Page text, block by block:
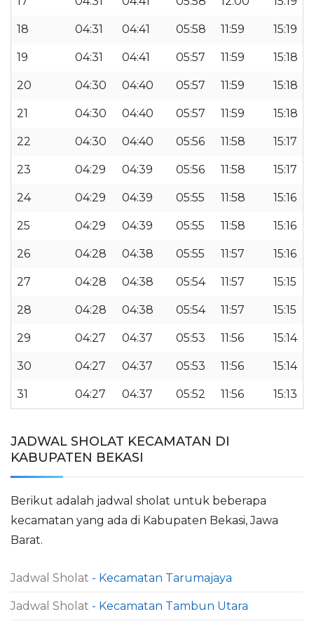
18 04:31 04:41 05:58 11:59 15:19
19 04:31 04:41 05:57 11:59 15:18
20 04:30 04:40 05:57 11:59 15:18
21 04:30 04:40 05:57 11:59 15:18
22 04:30 04:40 05:56 11:58 15:17
23 04:29 04:39 05:56 11:58 15:17
24 04:29 04:39 05:55 11:58 15:16
25 04:29 04:39 05:55 11:58 15:16
26 04:28 04:38 05:55 11:57 15:16
27 04:28 04:38 05:54 11:57 15:15
28 04:28 04:38 05:54 11:57 15:15
29 04:27 04:37 05:53 11:56 15:14
30 04:27 04:37 05:53 11:56 15:14
31 04:27 04:37 05:52 11:56 15:13
JADWAL SHOLAT KECAMATAN DI
KABUPATEN BEKASI
Berikut adalah jadwal sholat untuk beberapa
kecamatan yang ada di Kabupaten Bekasi, Jawa
Barat.
Jadwal Sholat - Kecamatan Tarumajaya
Jadwal Sholat - Kecamatan Tambun Utara